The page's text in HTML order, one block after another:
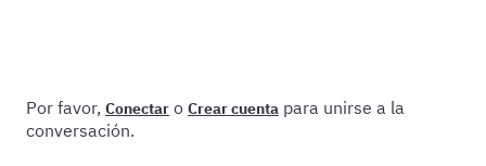
Por favor, Conectar o Crear cuenta para unirse a la
conversación.